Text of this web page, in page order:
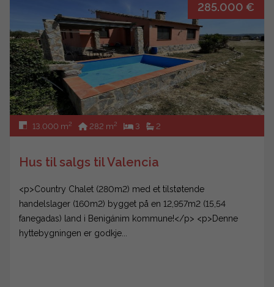
285.000 €
13.000 m2 282 m2 3 2
Hus til salgs til Valencia
<p>Country Chalet (280m2) med et tilstøtende
handelslager (160m2) bygget på en 12,957m2 (15,54
fanegadas) land i Benigánim kommune!</p> <p>Denne
hyttebygningen er godkje...